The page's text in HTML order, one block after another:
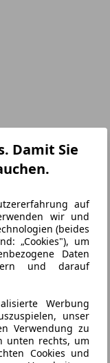
Damit Sie
auf
wir und
(beides
„Cookies"), um
Daten
und darauf
Werbung
unser
Verwendung zu
unten rechts, um
Cookies und